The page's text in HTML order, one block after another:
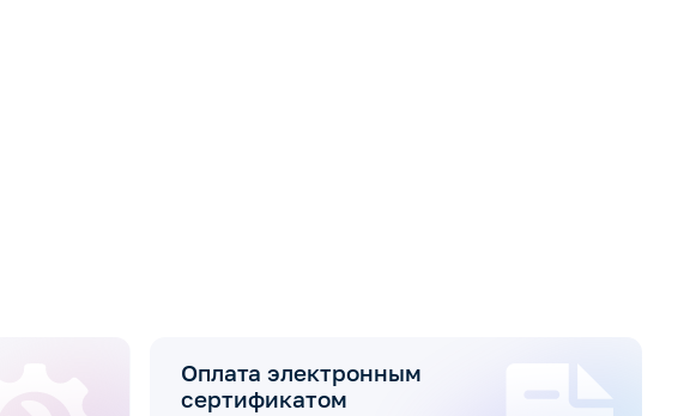
Оплата электронным
сертификатом